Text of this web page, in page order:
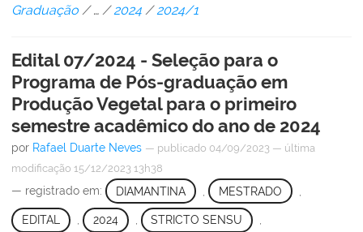
Graduação /… /2024 /2024/1
Edital 07/2024 - Seleção para o
Programa de Pós-graduação em
Produção Vegetal para o primeiro
semestre acadêmico do ano de 2024
por Rafael Duarte Neves — publicado 04/09/2023 — última
modificação 15/12/2023 13h38
— registrado em: DIAMANTINA MESTRADO
EDITAL , 2024 , STRICTO SENSU ,